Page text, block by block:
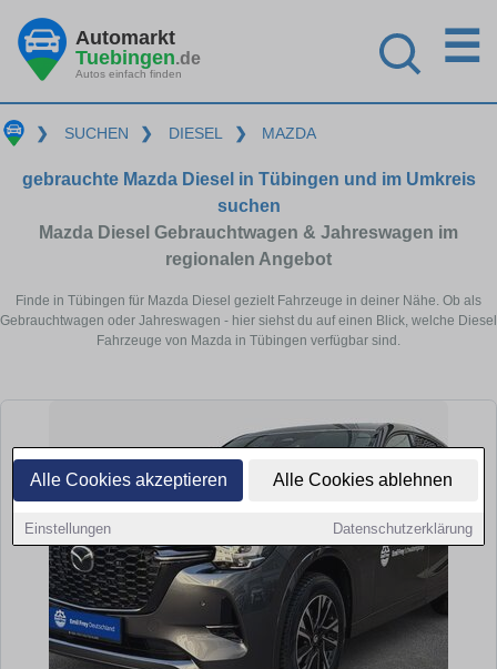
Alle Cookies akzeptieren Alle Cookies ablehnen
Einstellungen Datenschutzerklärung
Automarkt
Tuebingen.de
Autos einfach finden
☰
❯ SUCHEN ❯ DIESEL ❯ MAZDA
gebrauchte Mazda Diesel in Tübingen und im Umkreis
suchen
Mazda Diesel Gebrauchtwagen & Jahreswagen im
regionalen Angebot
Finde in Tübingen für Mazda Diesel gezielt Fahrzeuge in deiner Nähe. Ob als
Gebrauchtwagen oder Jahreswagen - hier siehst du auf einen Blick, welche Diesel
Fahrzeuge von Mazda in Tübingen verfügbar sind.